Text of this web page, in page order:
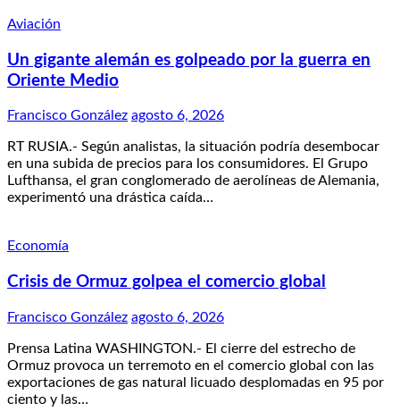
Aviación
Un gigante alemán es golpeado por la guerra en
Oriente Medio
Francisco González agosto 6, 2026
RT RUSIA.- Según analistas, la situación podría desembocar
en una subida de precios para los consumidores. El Grupo
Lufthansa, el gran conglomerado de aerolíneas de Alemania,
experimentó una drástica caída…
Economía
Crisis de Ormuz golpea el comercio global
Francisco González agosto 6, 2026
Prensa Latina WASHINGTON.- El cierre del estrecho de
Ormuz provoca un terremoto en el comercio global con las
exportaciones de gas natural licuado desplomadas en 95 por
ciento y las…